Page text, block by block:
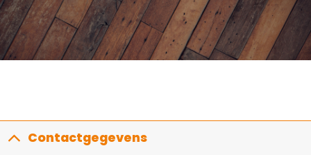
Contactgegevens